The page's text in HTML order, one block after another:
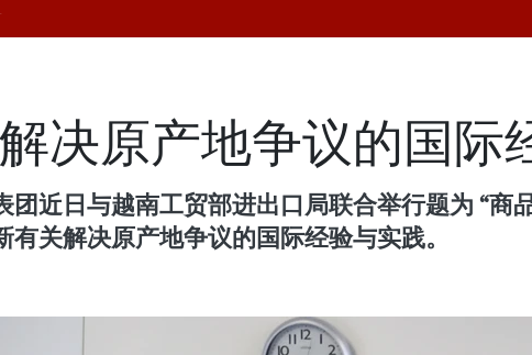
决原产地争议的国际
团近日与越南工贸部进出口局联合举行题为 “
关解决原产地争议的国际经验与实践。